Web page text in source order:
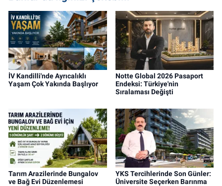
İV Kandilli'nde Ayrıcalıklı
Yaşam Çok Yakında Başlıyor
Notte Global 2026 Pasaport
Endeksi: Türkiye'nin
Sıralaması Değişti
Tarım Arazilerinde Bungalov
ve Bağ Evi Düzenlemesi
YKS Tercihlerinde Son Günler:
Üniversite Seçerken Barınma